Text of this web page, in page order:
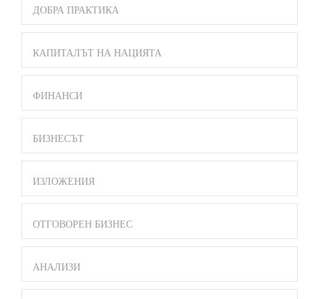
ДОБРА ПРАКТИКА
КАПИТАЛЪТ НА НАЦИЯТА
ФИНАНСИ
БИЗНЕСЪТ
ИЗЛОЖЕНИЯ
ОТГОВОРЕН БИЗНЕС
АНАЛИЗИ